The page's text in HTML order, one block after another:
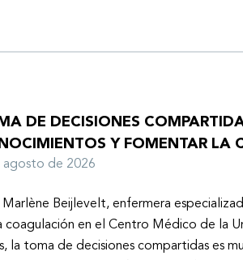
DE DECISIONES
Y FOMENTAR LA
agosto de 2026
Marlène Beijlevelt, enfermera
coagulación en el Centro Médico de la
la toma de decisiones compartidas es